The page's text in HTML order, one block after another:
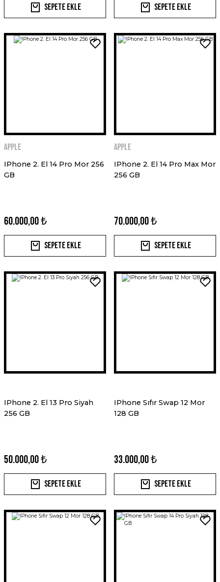
Sepete Ekle Sepete Ekle
Apple
IPhone 2. El 14 Pro Mor 256
GB
60.000,00 ₺
Sepete Ekle
Apple
IPhone 2. El 14 Pro Max Mor
256 GB
70.000,00 ₺
Sepete Ekle
IPhone 2. El 13 Pro Siyah
256 GB
50.000,00 ₺
Sepete Ekle
IPhone Sıfır Swap 12 Mor
128 GB
33.000,00 ₺
Sepete Ekle